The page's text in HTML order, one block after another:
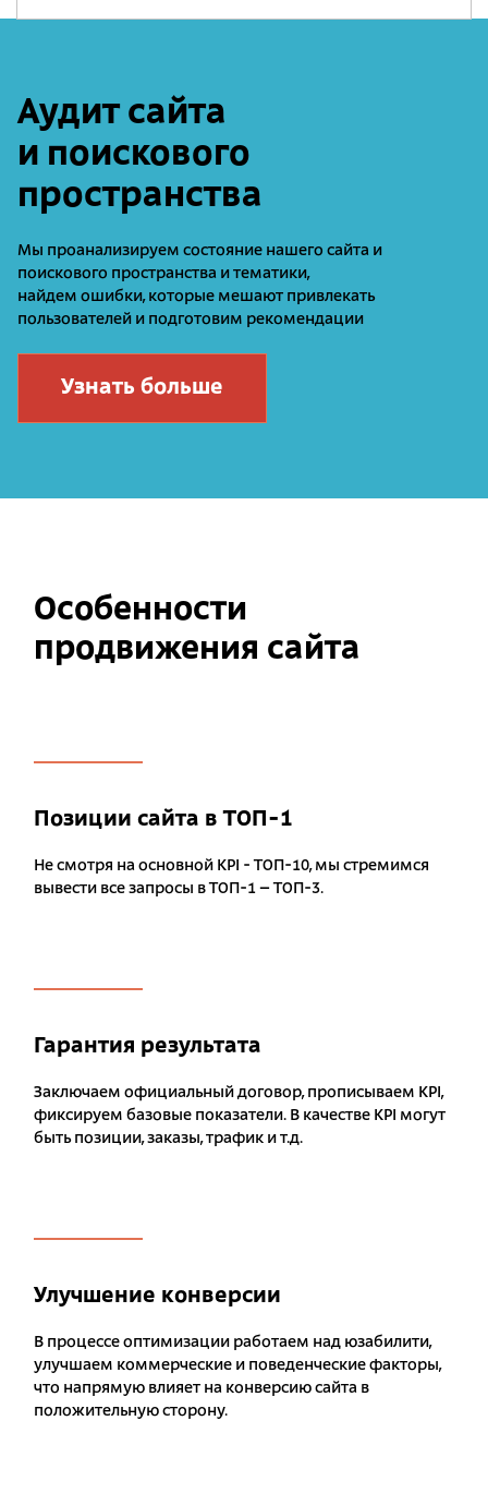
Аудит сайта
и поискового
пространства
Мы проанализируем состояние нашего сайта и
поискового пространства и тематики,
найдем ошибки, которые мешают привлекать
пользователей и подготовим рекомендации
Узнать больше
Особенности
продвижения сайта
Позиции сайта в ТОП-1
Не смотря на основной KPI - ТОП-10, мы стремимся
вывести все запросы в ТОП-1 – ТОП-3.
Гарантия результата
Заключаем официальный договор, прописываем KPI,
фиксируем базовые показатели. В качестве KPI могут
быть позиции, заказы, трафик и т.д.
Улучшение конверсии
В процессе оптимизации работаем над юзабилити,
улучшаем коммерческие и поведенческие факторы,
что напрямую влияет на конверсию сайта в
положительную сторону.